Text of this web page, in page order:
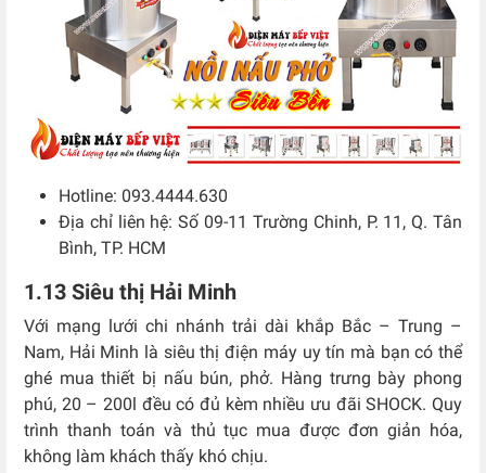
Hotline: 093.4444.630
Địa chỉ liên hệ: Số 09-11 Trường Chinh, P. 11, Q. Tân
Bình, TP. HCM
1.13 Siêu thị Hải Minh
Với mạng lưới chi nhánh trải dài khắp Bắc – Trung –
Nam, Hải Minh là siêu thị điện máy uy tín mà bạn có thể
ghé mua thiết bị nấu bún, phở. Hàng trưng bày phong
phú, 20 – 200l đều có đủ kèm nhiều ưu đãi SHOCK. Quy
trình thanh toán và thủ tục mua được đơn giản hóa,
không làm khách thấy khó chịu.